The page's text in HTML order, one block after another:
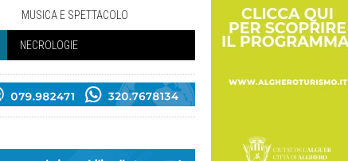
MUSICA E SPETTACOLO
NECROLOGIE